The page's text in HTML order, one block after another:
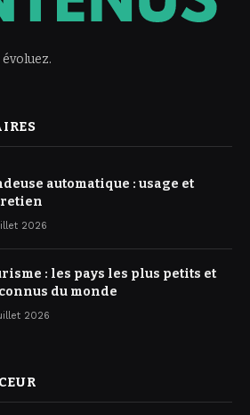
automatique : usage et
2026
: les pays les plus petits et
du monde
2026